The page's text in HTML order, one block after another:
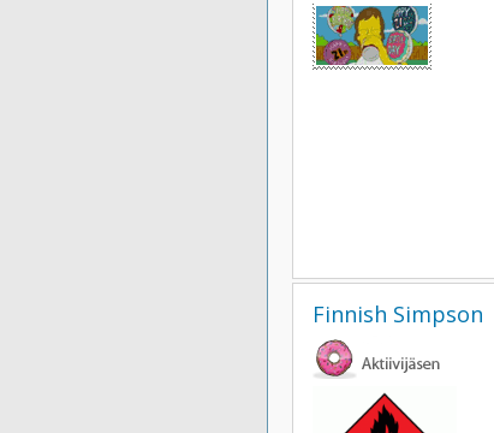
Finnish Simpson